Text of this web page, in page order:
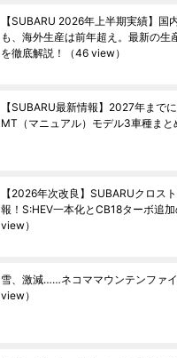
【SUBARU 2026年上半期実績】国
も、海外生産は前年超え。最新の生
を徹底解説！
（46 view）
【SUBARU最新情報】2027年まで
MT（マニュアル）モデル3車種まと
【2026年次改良】SUBARUクロス
報！S:HEV一本化とCB18ターボ追
view）
雪、激減……ネコママウンテンファ
view）